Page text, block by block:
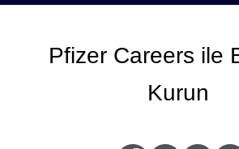
Pfizer Careers ile
Kurun